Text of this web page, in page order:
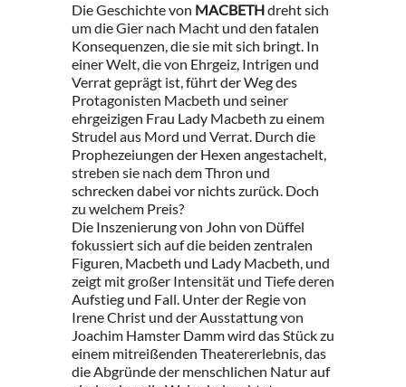
Die Geschichte von MACBETHdreht sich
um die Gier nach Macht und den fatalen
Konsequenzen, die sie mit sich bringt. In
einer Welt, die von Ehrgeiz, Intrigen und
Verrat geprägt ist, führt der Weg des
Protagonisten Macbeth und seiner
ehrgeizigen Frau Lady Macbeth zu einem
Strudel aus Mord und Verrat. Durch die
Prophezeiungen der Hexen angestachelt,
streben sie nach dem Thron und
schrecken dabei vor nichts zurück. Doch
zu welchem Preis?
Die Inszenierung von John von Düffel
fokussiert sich auf die beiden zentralen
Figuren, Macbeth und Lady Macbeth, und
zeigt mit großer Intensität und Tiefe deren
Aufstieg und Fall. Unter der Regie von
Irene Christ und der Ausstattung von
Joachim Hamster Damm wird das Stück zu
einem mitreißenden Theatererlebnis, das
die Abgründe der menschlichen Natur auf